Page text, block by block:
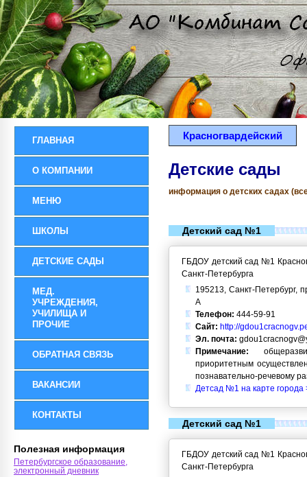
ГЛАВНАЯ
О КОМПАНИИ
МЕНЮ
ШКОЛЫ
ДЕТСКИЕ САДЫ
МЕД.
УЧРЕЖДЕНИЯ,
УЧИЛИЩА И
ПРОЧИЕ
ОБРАТНАЯ СВЯЗЬ
ВАКАНСИИ
КОНТАКТЫ
Полезная информация
Петербургское образование,
электронный дневник
Красногвардейский
Детские сады
информация о детских садах
Детский сад №1
ГБДОУ детский сад №1
Санкт-Петербурга
195213, Санкт-Петербург,
А
Телефон: 444-59-91
Сайт: http://
Эл. почта:
Примечание:
приоритетным
познавательно-речевому
Детсад №1 на карте города
Детский сад №1
ГБДОУ детский сад №1
Санкт-Петербурга